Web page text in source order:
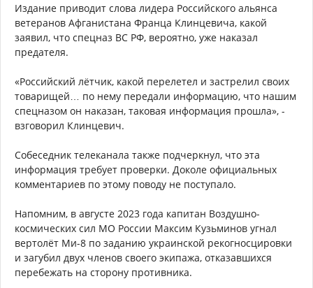
Издание приводит слова лидера Российского альянса
ветеранов Афганистана Франца Клинцевича, какой
заявил, что спецназ ВС РФ, вероятно, уже наказал
предателя.
«Российский лётчик, какой перелетел и застрелил своих
товарищей… по нему передали информацию, что нашим
спецназом он наказан, таковая информация прошла», -
взговорил Клинцевич.
Собеседник телеканала также подчеркнул, что эта
информация требует проверки. Доколе официальных
комментариев по этому поводу не поступало.
Напомним, в августе 2023 года капитан Воздушно-
космических сил МО России Максим Кузьминов угнал
вертолёт Ми-8 по заданию украинской рекогносцировки
и загубил двух членов своего экипажа, отказавшихся
перебежать на сторону противника.